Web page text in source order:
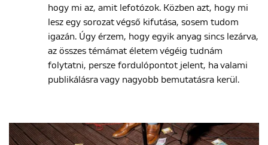
hogy mi az, amit lefotózok. Közben azt, hogy mi
lesz egy sorozat végső kifutása, sosem tudom
igazán. Úgy érzem, hogy egyik anyag sincs lezárva,
az összes témámat életem végéig tudnám
folytatni, persze fordulópontot jelent, ha valami
publikálásra vagy nagyobb bemutatásra kerül.